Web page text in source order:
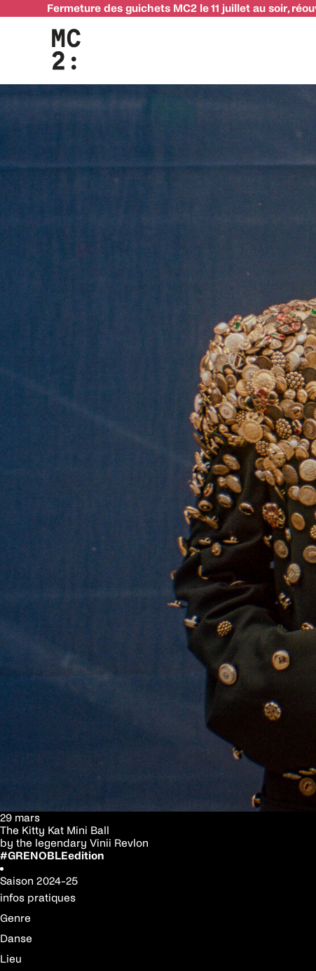
Fermeture des guichets MC2 le 11 juillet au soir,
29 mars
The Kitty Kat Mini Ball
by the legendary Vinii Revlon
#GRENOBLEedition
Saison 2024-25
infos pratiques
Genre
Danse
Lieu